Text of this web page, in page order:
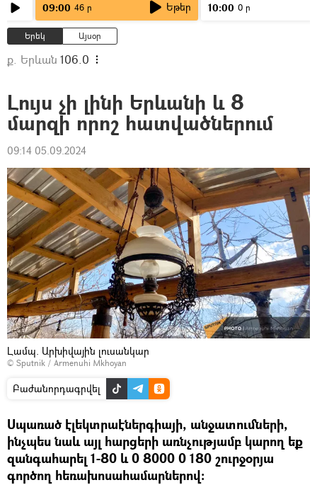
09:00 46 ր Եթեր 10:00 0 ր
Երեկ Այսօր
ք. Երևան 106.0
Լույս չի լինի Երևանի և 8
մարզի որոշ հատվածներում
09:14 05.09.2024
Լամպ. Արխիվային լուսանկար
© Sputnik / Armenuhi Mkhoyan
Բաժանորդագրվել
Սպառած էլեկտրաէներգիայի, անջատումների,
ինչպես նաև այլ հարցերի առնչությամբ կարող եք
զանգահարել 1-80 և 0 8000 0 180 շուրջօրյա
գործող հեռախոսահամարներով: